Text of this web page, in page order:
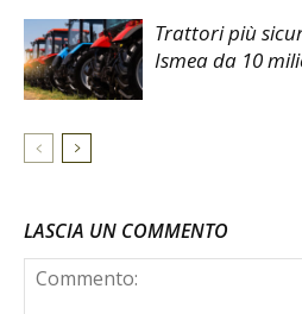
Trattori più
Ismea da 10
LASCIA UN COMMENTO